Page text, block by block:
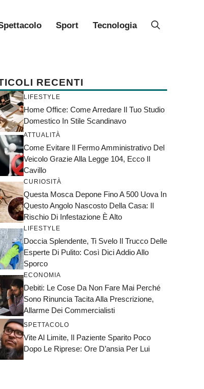
Sport Tecnologia
RECENTI
LIFESTYLE
Home Office: Come Arredare Il Tuo Studio
Domestico In Stile Scandinavo
ATTUALITÀ
Come Evitare Il Fermo Amministrativo Del
Veicolo Grazie Alla Legge 104, Ecco Il
Cavillo
CURIOSITÀ
Questa Mosca Depone Fino A 500 Uova In
Questo Angolo Nascosto Della Casa: Il
Rischio Di Infestazione È Alto
LIFESTYLE
Doccia Splendente, Ti Svelo Il Trucco Delle
Esperte Di Pulito: Così Dici Addio Allo
Sporco
ECONOMIA
Debiti: Le Cose Da Non Fare Mai Perché
Sono Rinuncia Tacita Alla Prescrizione,
Allarme Dei Commercialisti
SPETTACOLO
Vite Al Limite, Il Paziente Sparito Poco
Dopo Le Riprese: Ore D’ansia Per Lui